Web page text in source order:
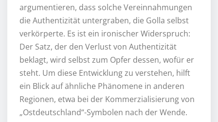
argumentieren, dass solche Vereinnahmungen
die Authentizität untergraben, die Golla selbst
verkörperte. Es ist ein ironischer Widerspruch:
Der Satz, der den Verlust von Authentizität
beklagt, wird selbst zum Opfer dessen, wofür er
steht. Um diese Entwicklung zu verstehen, hilft
ein Blick auf ähnliche Phänomene in anderen
Regionen, etwa bei der Kommerzialisierung von
„Ostdeutschland“-Symbolen nach der Wende.